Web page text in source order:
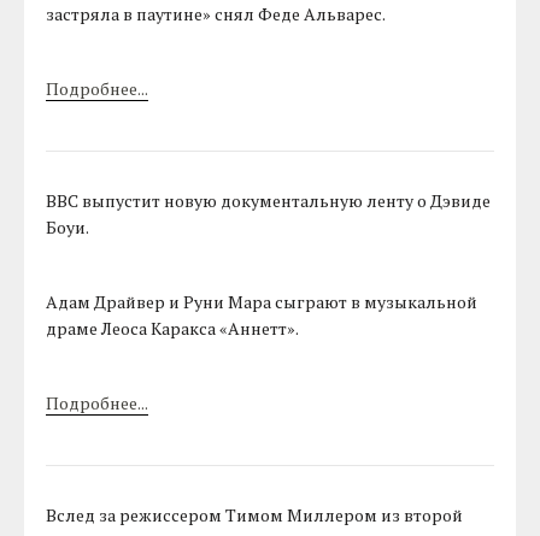
застряла в паутине» снял Феде Альварес.
Подробнее...
BBC выпустит новую документальную ленту о Дэвиде
Боуи.
Адам Драйвер и Руни Мара сыграют в музыкальной
драме Леоса Каракса «Аннетт».
Подробнее...
Вслед за режиссером Тимом Миллером из второй